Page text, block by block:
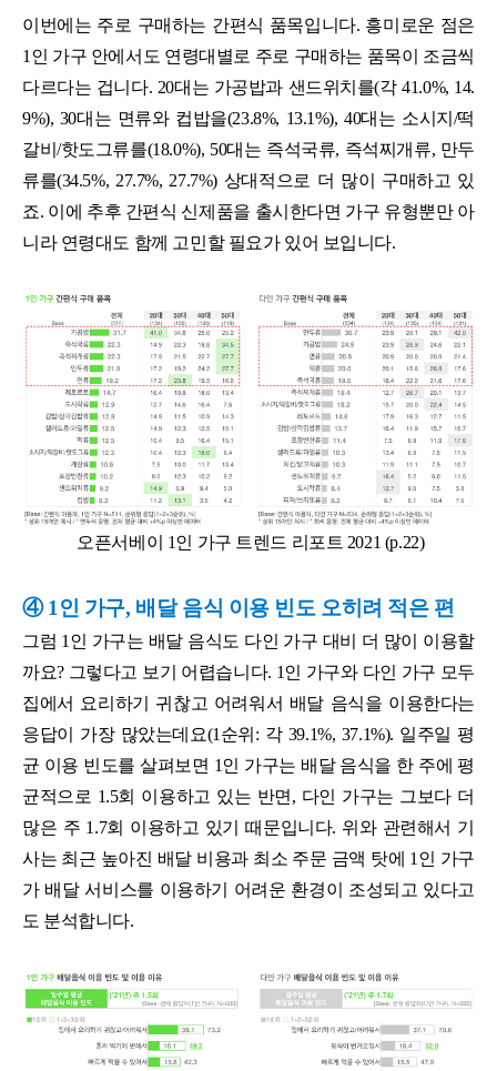
이번에는 주로 구매하는 간편식 품목입니다. 흥미로운 점은
1인 가구 안에서도 연령대별로 주로 구매하는 품목이 조금씩
다르다는 겁니다. 20대는 가공밥과 샌드위치를(각 41.0%, 14.
9%), 30대는 면류와 컵밥을(23.8%, 13.1%), 40대는 소시지/떡
갈비/핫도그류를(18.0%), 50대는 즉석국류, 즉석찌개류, 만두
류를(34.5%, 27.7%, 27.7%) 상대적으로 더 많이 구매하고 있
죠. 이에 추후 간편식 신제품을 출시한다면 가구 유형뿐만 아
니라 연령대도 함께 고민할 필요가 있어 보입니다.
오픈서베이 1인 가구 트렌드 리포트 2021 (p.22)
④ 1인 가구, 배달 음식 이용 빈도 오히려 적은 편
그럼 1인 가구는 배달 음식도 다인 가구 대비 더 많이 이용할
까요? 그렇다고 보기 어렵습니다. 1인 가구와 다인 가구 모두
집에서 요리하기 귀찮고 어려워서 배달 음식을 이용한다는
응답이 가장 많았는데요(1순위: 각 39.1%, 37.1%). 일주일 평
균 이용 빈도를 살펴보면 1인 가구는 배달 음식을 한 주에 평
균적으로 1.5회 이용하고 있는 반면, 다인 가구는 그보다 더
많은 주 1.7회 이용하고 있기 때문입니다. 위와 관련해서 기
사는 최근 높아진 배달 비용과 최소 주문 금액 탓에 1인 가구
가 배달 서비스를 이용하기 어려운 환경이 조성되고 있다고
도 분석합니다.